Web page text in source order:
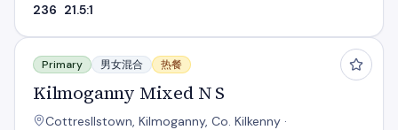
236 21.5:1
Kilmoganny Mixed N S
Primary 男女混合 热餐
Kilmoganny Mixed N S
Cottresllstown, Kilmoganny, Co. Kilkenny ·